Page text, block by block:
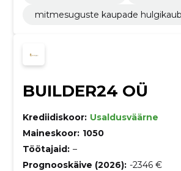
mitmesuguste kaupade
BUILDER24 OÜ
Krediidiskoor: Usaldusväärne
Maineskoor: 1050
Töötajaid: –
Prognooskäive (2026): -2346 €